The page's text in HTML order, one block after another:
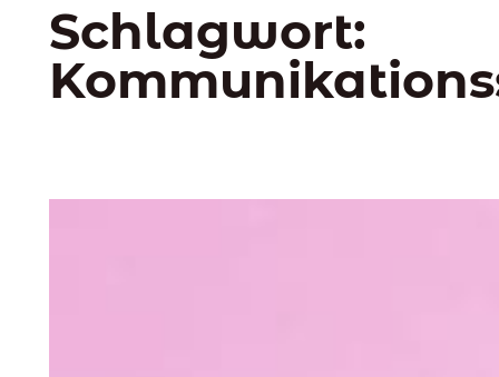
Schlagwort: